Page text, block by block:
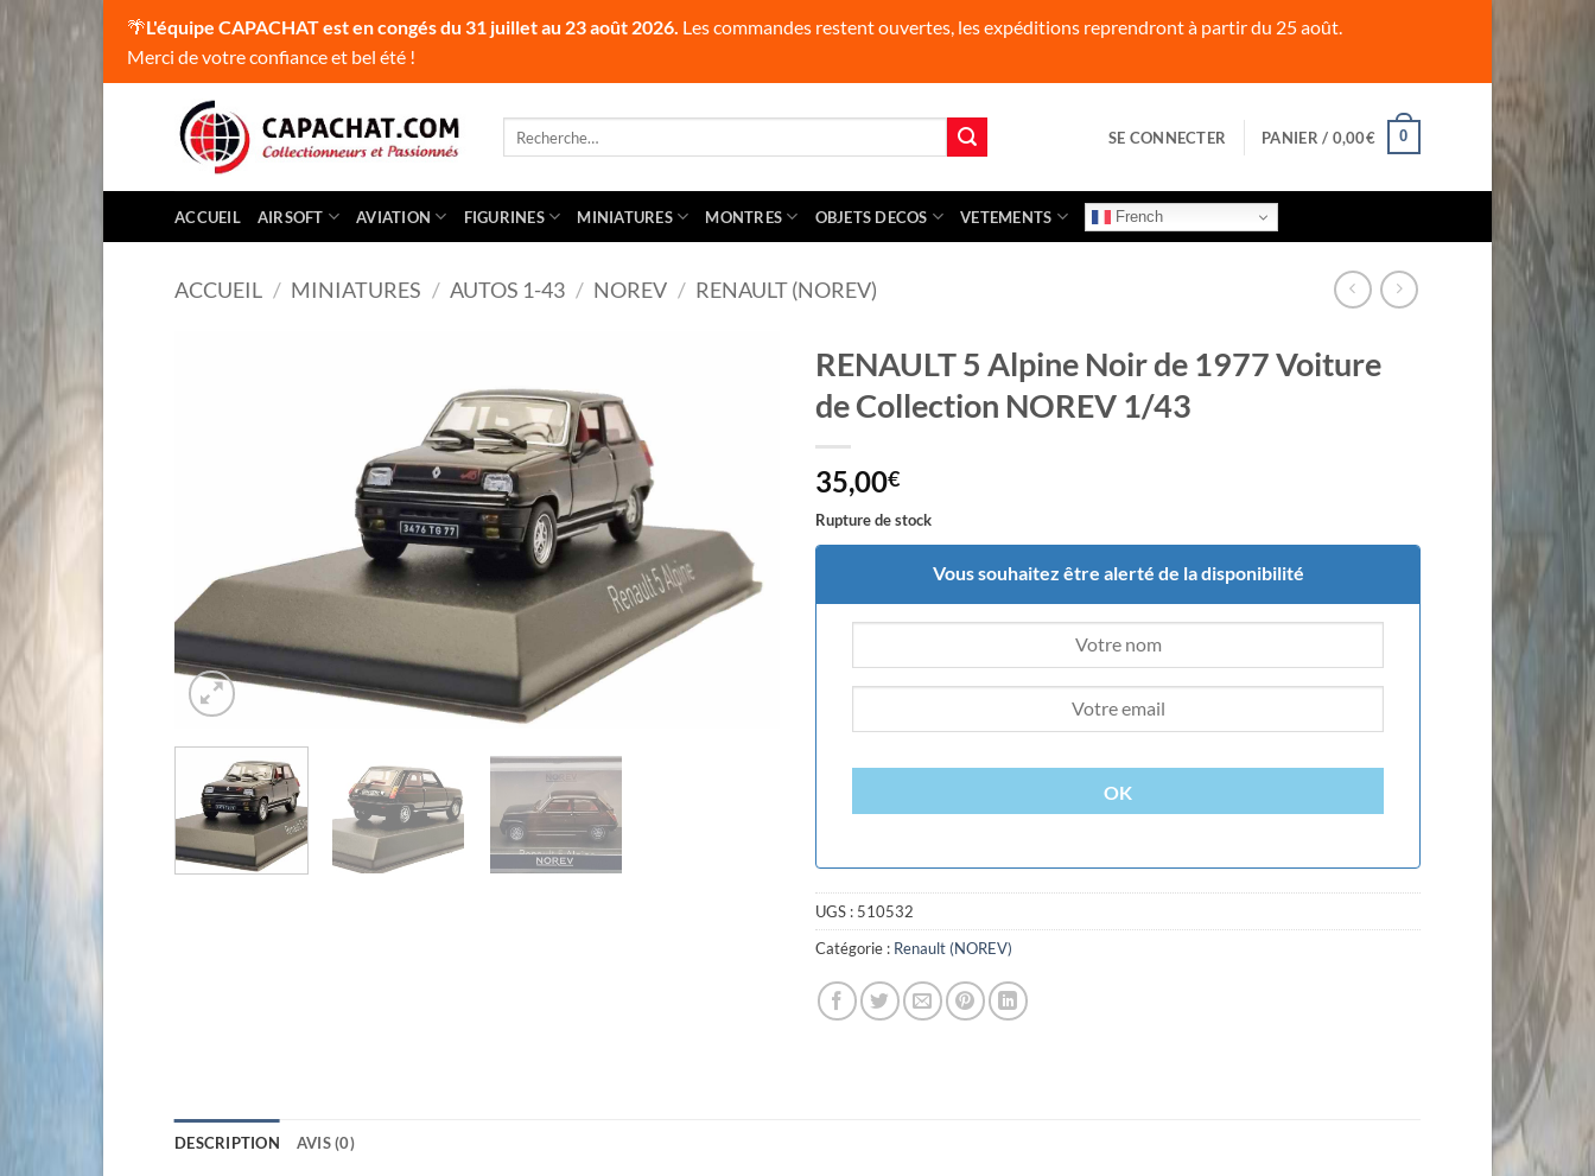
🌴L'équipe CAPACHAT est en congés du 31 juillet au 23 août 2026. Les commandes restent ouvertes, les expéditions reprendront à partir du 25 août.
Merci de votre confiance et bel été !
SE CONNECTER PANIER / 0,00€ 0
ACCUEIL AIRSOFT AVIATION FIGURINES MINIATURES MONTRES OBJETS DECOS VETEMENTS French
ACCUEIL / MINIATURES / AUTOS 1-43 / NOREV / RENAULT (NOREV)
RENAULT 5 Alpine Noir de 1977 Voiture
de Collection NOREV 1/43
35,00€
Rupture de stock
Vous souhaitez être alerté de la disponibilité
OK
UGS : 510532
Catégorie : Renault (NOREV)
DESCRIPTION AVIS (0)